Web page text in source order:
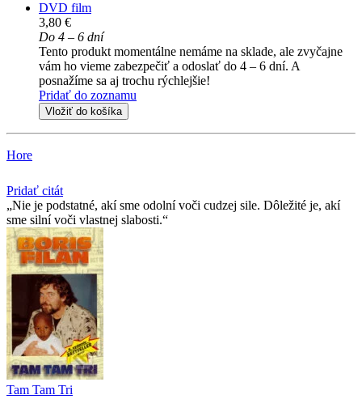
DVD film
3,80 €
Do 4 – 6 dní
Tento produkt momentálne nemáme na sklade, ale zvyčajne
vám ho vieme zabezpečiť a odoslať do 4 – 6 dní. A
posnažíme sa aj trochu rýchlejšie!
Pridať do zoznamu
Vložiť do košíka
Hore
Pridať citát
Nie je podstatné, akí sme odolní voči cudzej sile. Dôležité je, akí
sme silní voči vlastnej slabosti.
Tam Tam Tri